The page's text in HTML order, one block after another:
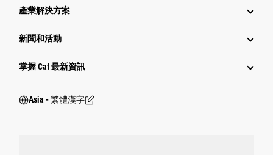
產業解決方案
新聞和活動
掌握 Cat 最新資訊
Asia - 繁體漢字